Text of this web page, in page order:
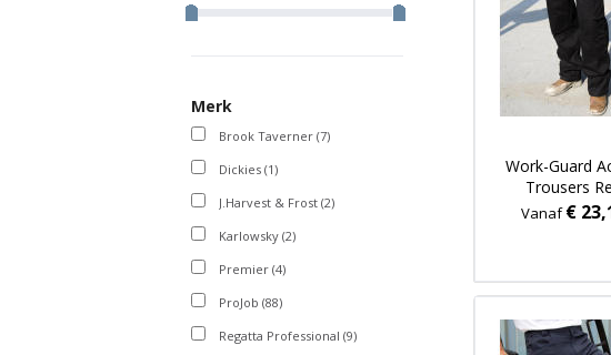
Merk
Brook Taverner (7)
Dickies (1)
J.Harvest & Frost (2)
Karlowsky (2)
Premier (4)
ProJob (88)
Regatta Professional (9)
Work-Guard
Trousers
Vanaf€